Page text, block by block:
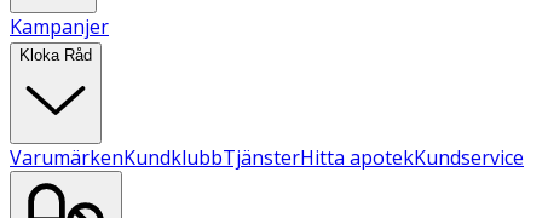
Kampanjer
Kloka Råd
VarumärkenKundklubbTjänsterHitta apotekKundservice